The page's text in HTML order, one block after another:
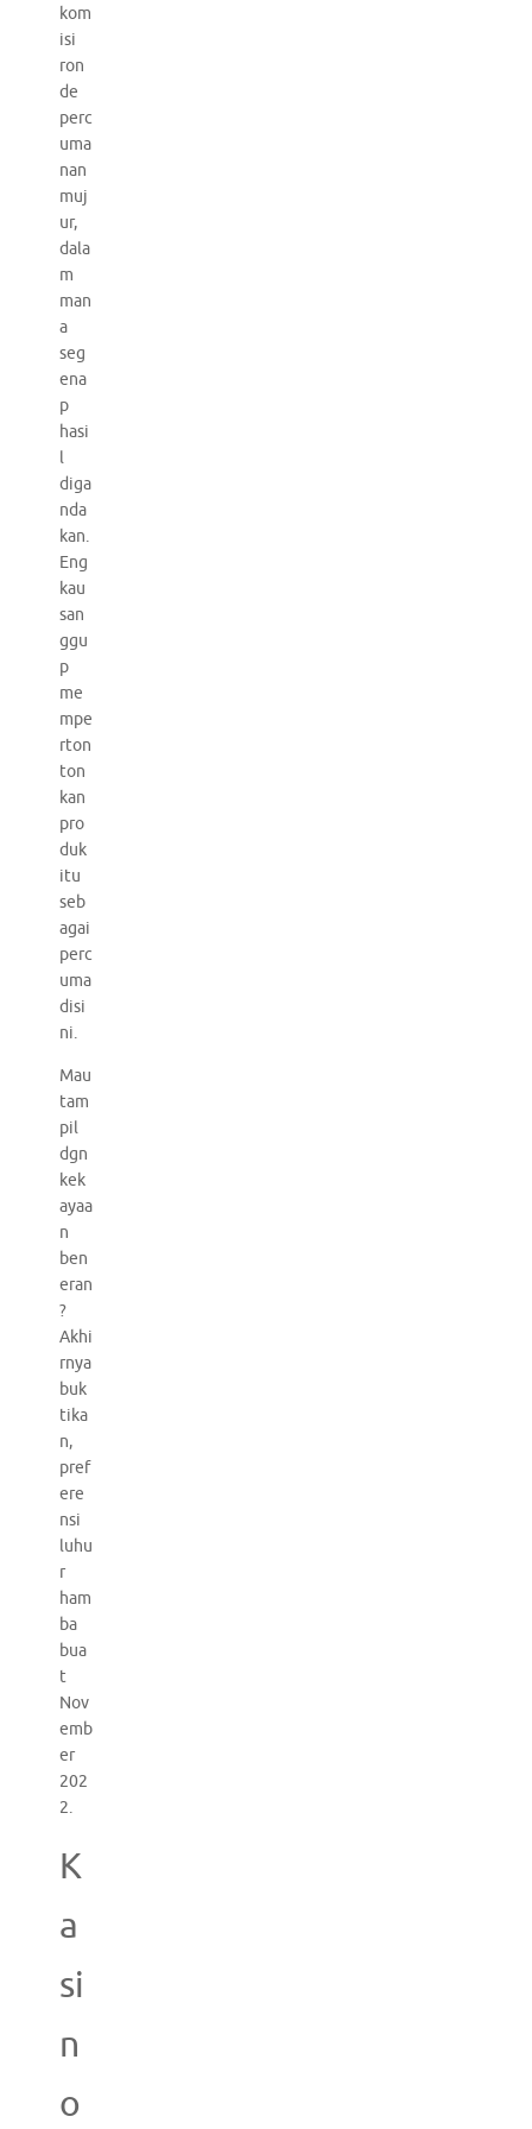
kom
isi
ron
de
perc
uma
nan
muj
ur,
dala
m
man
a
seg
ena
p
hasi
l
diga
nda
kan.
Eng
kau
san
ggu
p
me
mpe
rton
ton
kan
pro
duk
itu
seb
agai
perc
uma
disi
ni.
Mau
tam
pil
dgn
kek
ayaa
n
ben
eran
?
Akhi
rnya
buk
tika
n,
pref
ere
nsi
luhu
r
ham
ba
bua
t
Nov
emb
er
202
2.
K
a
si
n
o